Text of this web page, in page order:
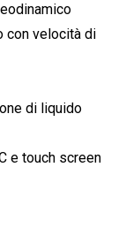
con velocità di
di liquido
e touch screen